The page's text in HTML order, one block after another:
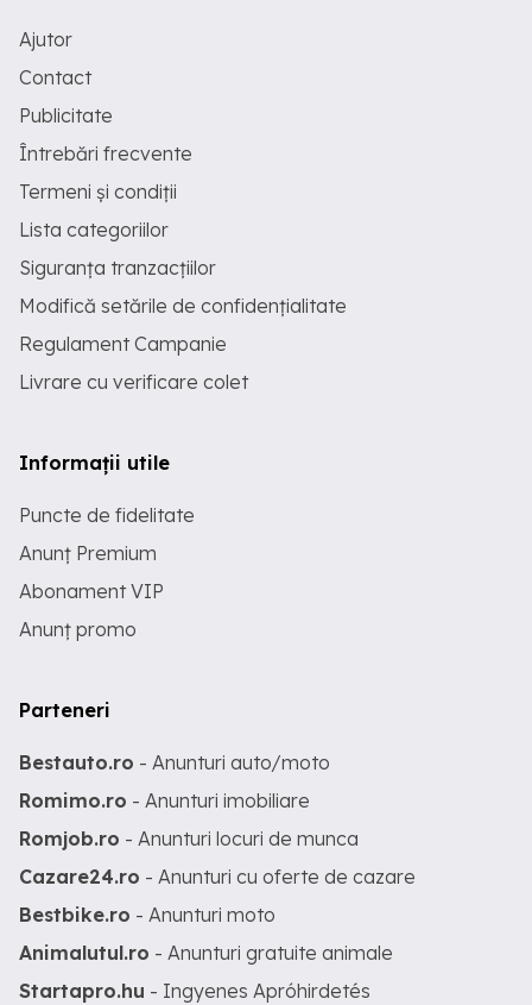
Ajutor
Contact
Publicitate
Întrebări frecvente
Termeni și condiții
Lista categoriilor
Siguranța tranzacțiilor
Modifică setările de confidențialitate
Regulament Campanie
Livrare cu verificare colet
Informații utile
Puncte de fidelitate
Anunț Premium
Abonament VIP
Anunț promo
Parteneri
Bestauto.ro - Anunturi auto/moto
Romimo.ro - Anunturi imobiliare
Romjob.ro - Anunturi locuri de munca
Cazare24.ro - Anunturi cu oferte de cazare
Bestbike.ro - Anunturi moto
Animalutul.ro - Anunturi gratuite animale
Startapro.hu - Ingyenes Apróhirdetés